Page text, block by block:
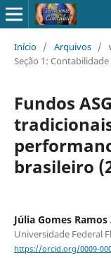
Início / Arquivos /
Seção 1:
Fundos
brasileiro
Júlia Gomes
Universidade Federal
https://orcid.org/0009-